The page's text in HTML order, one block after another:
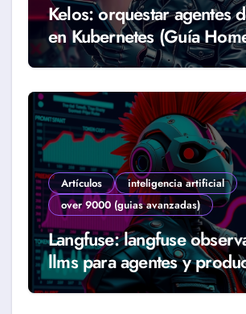
Kelos: orquestar agentes
en Kubernetes (Guía
2026)
Artículos
inteligencia artificial
over 9000 (guias avanzadas)
Langfuse: langfuse
llms para agentes y
real (Guía 2026)